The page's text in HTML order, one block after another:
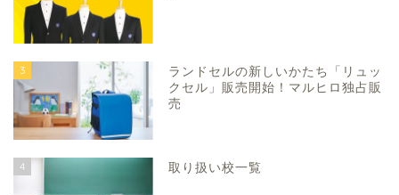
3
ランドセルの新しいかたち「リュッ
クセル」販売開始！マルヒロ独占販
売
4 取り扱い校一覧